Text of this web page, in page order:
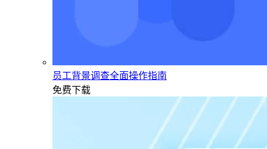
员工背景调查全面操作指南
免费下载